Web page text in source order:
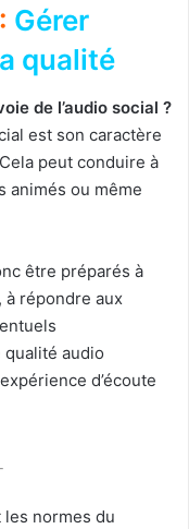
Gérer
qualité
de l’audio social ?
est son caractère
peut conduire à
animés ou même
être préparés à
répondre aux
audio
d’écoute
normes du